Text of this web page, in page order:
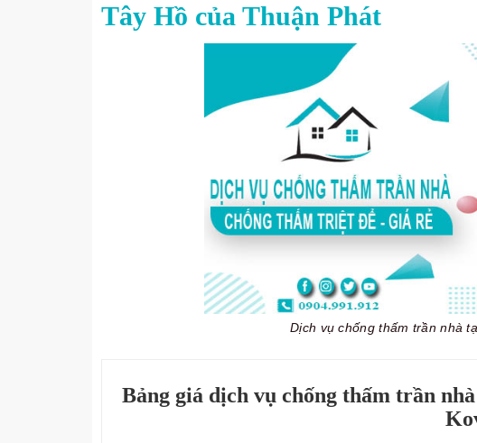
Tây Hồ của Thuận Phát
Dịch vụ chống thấm trần nhà
Bảng giá dịch vụ chống thấm trần